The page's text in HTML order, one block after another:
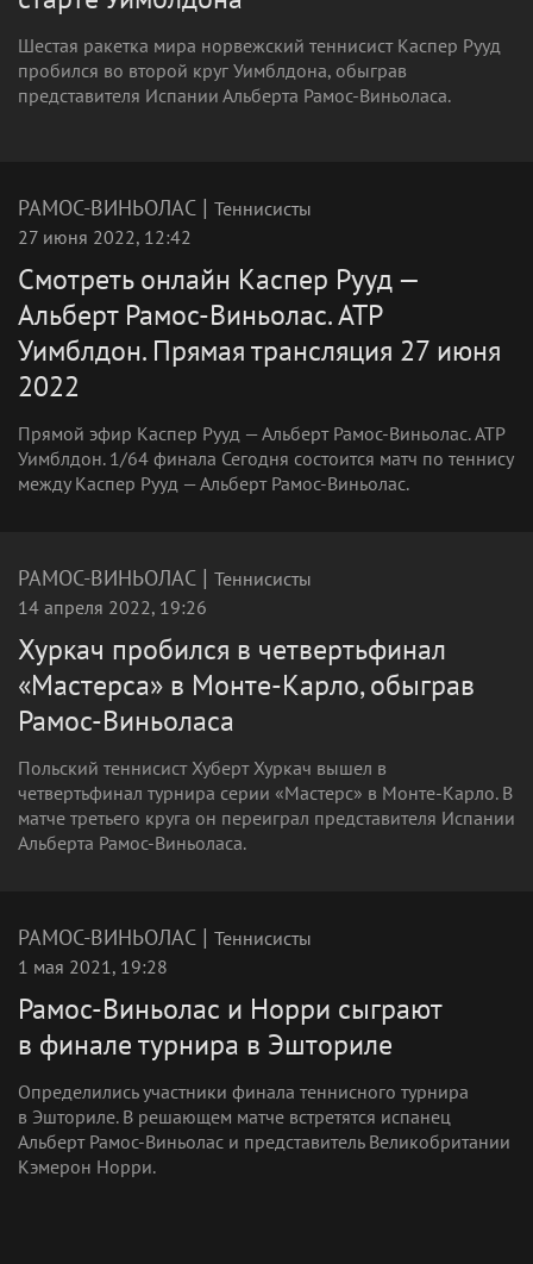
Шестая ракетка мира норвежский теннисист Каспер Рууд
пробился во второй круг Уимблдона, обыграв
представителя Испании Альберта Рамос-Виньоласа.
РАМОС-ВИНЬОЛАС | Теннисисты
27 июня 2022, 12:42
Смотреть онлайн Каспер Рууд —
Альберт Рамос-Виньолас. ATP
Уимблдон. Прямая трансляция 27 июня
2022
Прямой эфир Каспер Рууд — Альберт Рамос-Виньолас. ATP
Уимблдон. 1/64 финала Сегодня состоится матч по теннису
между Каспер Рууд — Альберт Рамос-Виньолас.
РАМОС-ВИНЬОЛАС | Теннисисты
14 апреля 2022, 19:26
Хуркач пробился в четвертьфинал
«Мастерса» в Монте-Карло, обыграв
Рамос-Виньоласа
Польский теннисист Хуберт Хуркач вышел в
четвертьфинал турнира серии «Мастерс» в Монте-Карло. В
матче третьего круга он переиграл представителя Испании
Альберта Рамос-Виньоласа.
РАМОС-ВИНЬОЛАС | Теннисисты
1 мая 2021, 19:28
Рамос-Виньолас и Норри сыграют
в финале турнира в Эшториле
Определились участники финала теннисного турнира
в Эшториле. В решающем матче встретятся испанец
Альберт Рамос-Виньолас и представитель Великобритании
Кэмерон Норри.